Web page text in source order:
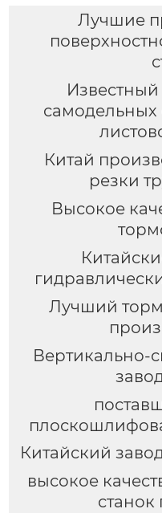
Лучшие
самодельных
Китай
резки
Высокое
Лучший
Вертикально-
Китайский
высокое